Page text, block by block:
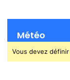
Météo
Vous devez